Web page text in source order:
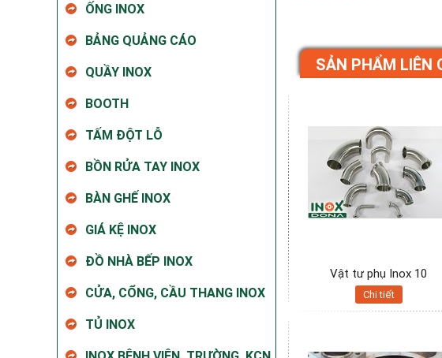
ỐNG INOX
BẢNG QUẢNG CÁO
QUẦY INOX
BOOTH
TẤM ĐỘT LỖ
BỒN RỬA TAY INOX
BÀN GHẾ INOX
GIÁ KỆ INOX
ĐỒ NHÀ BẾP INOX
CỬA, CỔNG, CẦU THANG INOX
TỦ INOX
SẢN PHẨM LIÊN
Vật tư phụ Inox 10
Chi tiết